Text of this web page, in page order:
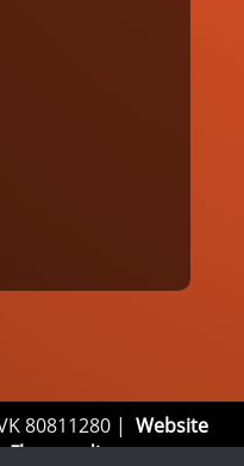
80811280 | Website